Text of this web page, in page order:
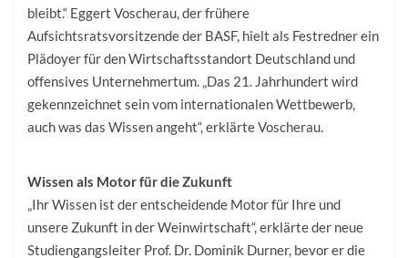
bleibt.“ Eggert Voscherau, der frühere
Aufsichtsratsvorsitzende der BASF, hielt als Festredner ein
Plädoyer für den Wirtschaftsstandort Deutschland und
offensives Unternehmertum. „Das 21. Jahrhundert wird
gekennzeichnet sein vom internationalen Wettbewerb,
auch was das Wissen angeht“, erklärte Voscherau.
Wissen als Motor für die Zukunft
„Ihr Wissen ist der entscheidende Motor für Ihre und
unsere Zukunft in der Weinwirtschaft“, erklärte der neue
Studiengangsleiter Prof. Dr. Dominik Durner, bevor er die